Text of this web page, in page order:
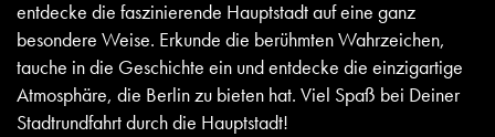
entdecke die faszinierende Hauptstadt auf eine ganz
besondere Weise. Erkunde die berühmten Wahrzeichen,
tauche in die Geschichte ein und entdecke die einzigartige
Atmosphäre, die Berlin zu bieten hat. Viel Spaß bei Deiner
Stadtrundfahrt durch die Hauptstadt!